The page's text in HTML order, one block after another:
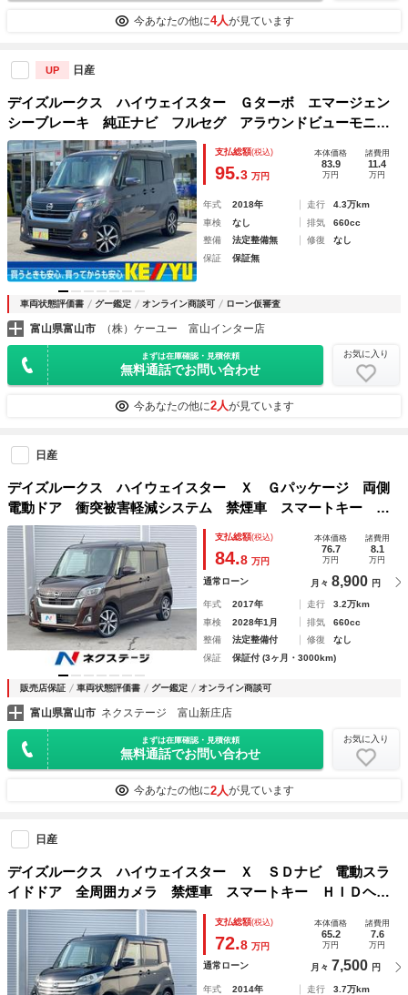
今あなたの他に4人が見ています
UP 日産
デイズルークス ハイウェイスター Ｇターボ エマージェン
シーブレーキ 純正ナビ フルセグ アラウンドビューモニタ
ー Ｂｌｕｅｔｏｏｔｈオーディオ 両側オートスライドド
ア ＬＥＤライト クルーズコントロール インテリジェント
キー Ｐスタート
支払総額(税込)
95.3 万円
本体価格
83.9
万円
諸費用
11.4
万円
年式 2018年 走行
4.3万km
車検
なし 排気
660cc
整備
法定整備無 修復
なし
保証
保証無
車両状態評価書 グー鑑定 オンライン商談可 ローン仮審査
富山県富山市 （株）ケーユー 富山インター店
まずは在庫確認・見積依頼
無料通話でお問い合わせ
お気に入り
今あなたの他に2人が見ています
日産
デイズルークス ハイウェイスター Ｘ Ｇパッケージ 両側
電動ドア 衝突被害軽減システム 禁煙車 スマートキー Ｌ
ＥＤヘッド ＥＴＣ 純正１５インチアルミ オートハイビー
ム オートライト オートエアコン Ｂｌｕｅｔｏｏｔｈ Ｃ
Ｄ フルセグ
支払総額(税込)
84.8 万円
本体価格
76.7
万円
諸費用
8.1
万円
通常ローン 月々 8,900 円
年式 2017年 走行
3.2万km
車検
2028年1月 排気
660cc
整備
法定整備付 修復
なし
保証
保証付 (3ヶ月・3000km)
販売店保証 車両状態評価書 グー鑑定 オンライン商談可
富山県富山市 ネクステージ 富山新庄店
まずは在庫確認・見積依頼
無料通話でお問い合わせ
お気に入り
今あなたの他に2人が見ています
日産
デイズルークス ハイウェイスター Ｘ ＳＤナビ 電動スラ
イドドア 全周囲カメラ 禁煙車 スマートキー ＨＩＤヘッ
ド 純正１４インチアルミ オートエアコン ＣＤ ＤＶＤ再
生 地デジ
支払総額(税込)
72.8 万円
本体価格
65.2
万円
諸費用
7.6
万円
通常ローン 月々 7,500 円
年式 2014年 走行
3.7万km